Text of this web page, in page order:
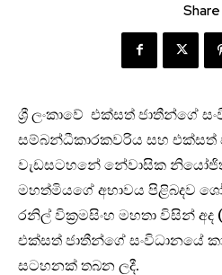
Share
ශ්‍රී ලංකාවේ එක්සත් ජාතීන්ගේ
සම්බන්ධීකාරකවරිය සහ එක්සත්
වැඩසටහනේ නේවාසික
මහත්මියගේ අභාවය පිළිබදව
රනිල් වික්‍රමසිංහ මහතා විසින්
එක්සත් ජාතීන්ගේ සංවිධානයේ
සටහනක් තබන ලදී.